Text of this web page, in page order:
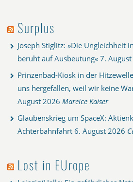
Surplus
Joseph Stiglitz: »Die Ungleichheit
beruht auf Ausbeutung« 7.
Prinzenbad-Kiosk in der
uns hergefallen, weil wir keine
August 2026 Mareice Kaiser
Glaubenskrieg um SpaceX:
Achterbahnfahrt 6. August 2026
Lost in EUrope